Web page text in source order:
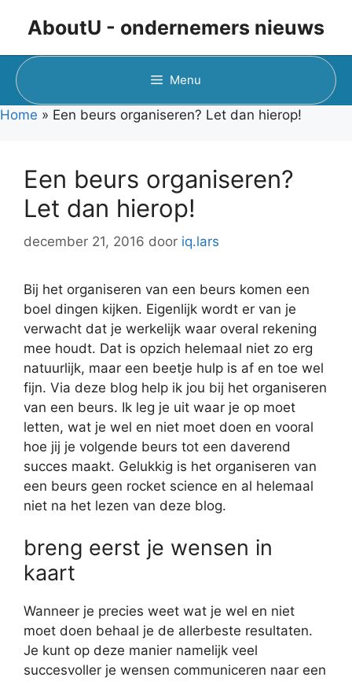
inhoud
AboutU - ondernemers nieuws
Menu
Home » Een beurs organiseren? Let dan hierop!
Een beurs organiseren?
Let dan hierop!
december 21, 2016 door iq.lars
Bij het organiseren van een beurs komen een
boel dingen kijken. Eigenlijk wordt er van je
verwacht dat je werkelijk waar overal rekening
mee houdt. Dat is opzich helemaal niet zo erg
natuurlijk, maar een beetje hulp is af en toe wel
fijn. Via deze blog help ik jou bij het organiseren
van een beurs. Ik leg je uit waar je op moet
letten, wat je wel en niet moet doen en vooral
hoe jij je volgende beurs tot een daverend
succes maakt. Gelukkig is het organiseren van
een beurs geen rocket science en al helemaal
niet na het lezen van deze blog.
breng eerst je wensen in
kaart
Wanneer je precies weet wat je wel en niet
moet doen behaal je de allerbeste resultaten.
Je kunt op deze manier namelijk veel
succesvoller je wensen communiceren naar een